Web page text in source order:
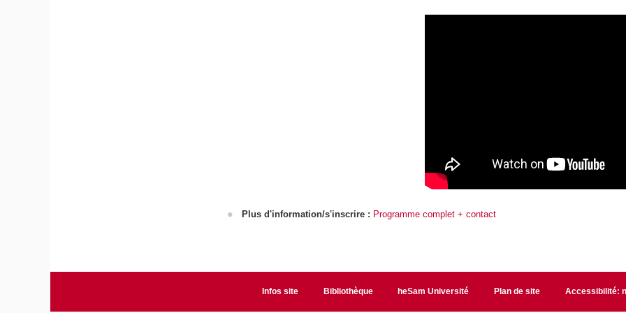
Plus d'information/s'inscrire : Programme complet + contact
Infos site Bibliothèque heSam Université Plan de site Accessibilité: